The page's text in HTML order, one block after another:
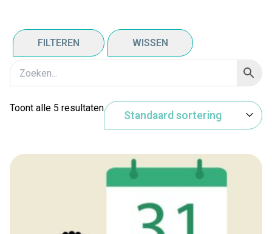
FILTEREN WISSEN
Toont alle 5 resultaten